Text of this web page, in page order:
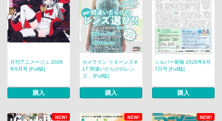
月刊アニメージュ 2026
年9月号 [Full版]
購入
カメラマン リターンズ＃
17 間違いだらけのレン
ズ... [Full版]
購入
シルバー新報 2026年8月
7日号 [Full版]
購入
NEW! NEW! NEW!